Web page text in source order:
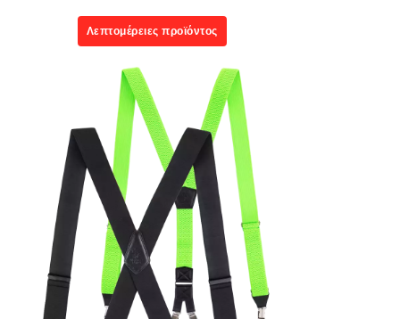
Λεπτομέρειες προϊόντος